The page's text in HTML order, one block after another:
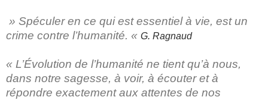
» Spéculer en ce qui est essentiel à vie, est un
crime contre l’humanité. « G. Ragnaud
« L’Évolution de l’humanité ne tient qu’à nous,
dans notre sagesse, à voir, à écouter et à
répondre exactement aux attentes de nos